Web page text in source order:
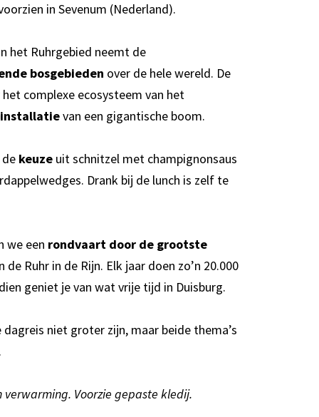
in Sevenum (Nederland).
het Ruhrgebied neemt de
bosgebieden over de hele wereld. De
complexe ecosysteem van het
van een gigantische boom.
keuze uit schnitzel met champignonsaus
Drank bij de lunch is zelf te
we een rondvaart door de grootste
Ruhr in de Rijn. Elk jaar doen zo’n 20.000
geniet je van wat vrije tijd in Duisburg.
niet groter zijn, maar beide thema’s
Voorzie gepaste kledij.